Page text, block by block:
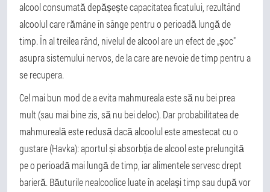
alcool consumată depășește capacitatea ficatului, rezultând
alcoolul care rămâne în sânge pentru o perioadă lungă de
timp. În al treilea rând, nivelul de alcool are un efect de „șoc"
asupra sistemului nervos, de la care are nevoie de timp pentru a
se recupera.
Cel mai bun mod de a evita mahmureala este să nu bei prea
mult (sau mai bine zis, să nu bei deloc). Dar probabilitatea de
mahmureală este redusă dacă alcoolul este amestecat cu o
gustare (Havka): aportul și absorbția de alcool este prelungită
pe o perioadă mai lungă de timp, iar alimentele servesc drept
barieră. Băuturile nealcoolice luate în același timp sau după vor